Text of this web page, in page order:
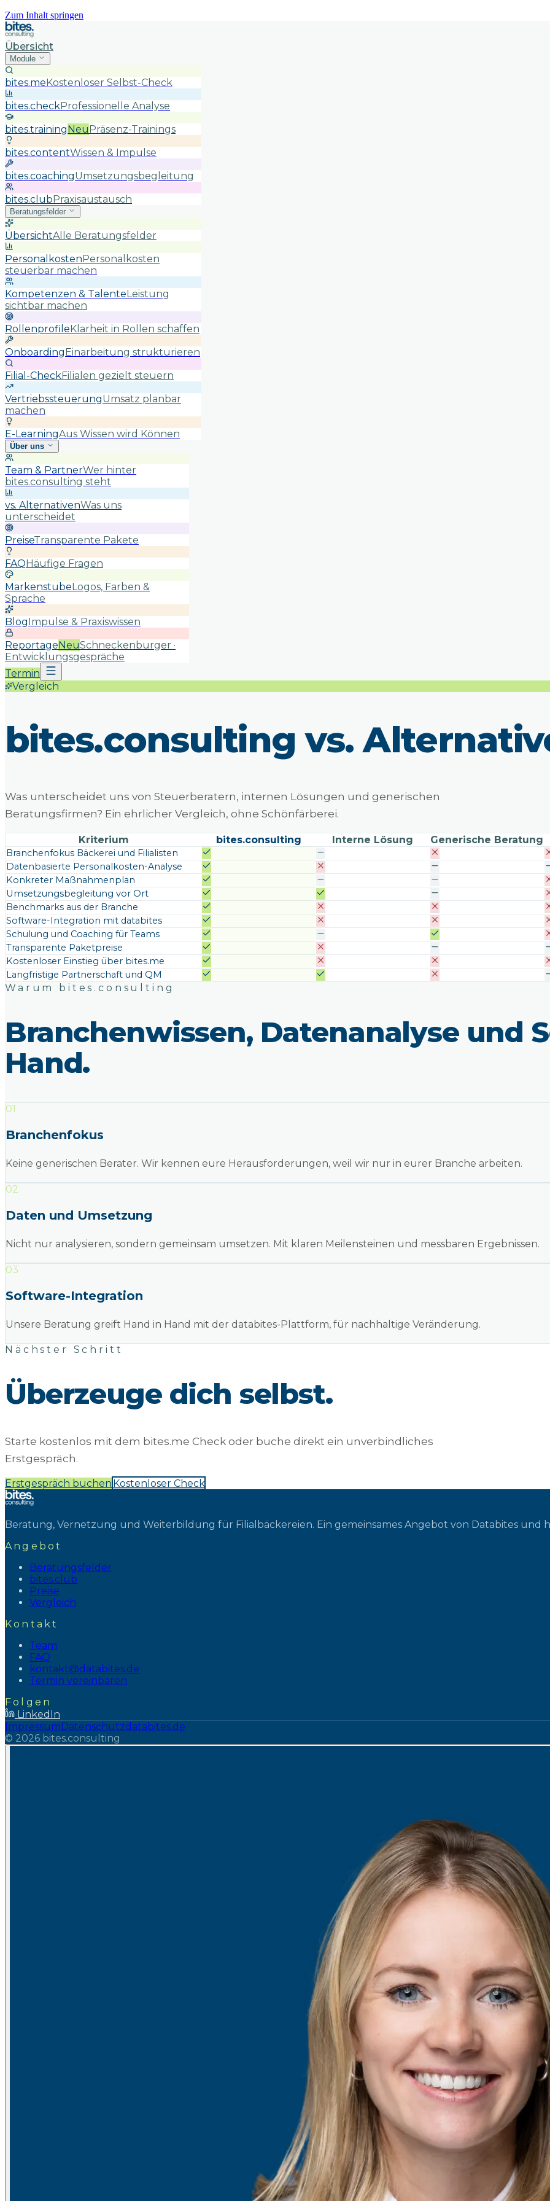
Zum Inhalt springen
Übersicht
Module
bites.meKostenloser Selbst-Check
bites.checkProfessionelle Analyse
bites.trainingNeuPräsenz-Trainings
bites.contentWissen & Impulse
bites.coachingUmsetzungsbegleitung
bites.clubPraxisaustausch
Beratungsfelder
ÜbersichtAlle Beratungsfelder
PersonalkostenPersonalkosten
steuerbar machen
Kompetenzen & TalenteLeistung
sichtbar machen
RollenprofileKlarheit in Rollen schaffen
OnboardingEinarbeitung strukturieren
Filial-CheckFilialen gezielt steuern
VertriebssteuerungUmsatz planbar
machen
E-LearningAus Wissen wird Können
Über uns
Team & PartnerWer hinter
bites.consulting steht
vs. AlternativenWas uns
unterscheidet
PreiseTransparente Pakete
FAQHäufige Fragen
MarkenstubeLogos, Farben &
Sprache
BlogImpulse & Praxiswissen
ReportageNeuSchneckenburger ·
Entwicklungsgespräche
Termin
Vergleich
bites.consulting vs.
Was unterscheidet uns von Steuerberatern, internen Lösungen und generischen
Beratungsfirmen? Ein ehrlicher Vergleich, ohne Schönfärberei.
Kriterium bites.consulting Interne Lösung Generische Beratung
Branchenfokus Bäckerei und Filialisten
Datenbasierte Personalkosten-Analyse
Konkreter Maßnahmenplan
Umsetzungsbegleitung vor Ort
Benchmarks aus der Branche
Software-Integration mit databites
Schulung und Coaching für Teams
Transparente Paketpreise
Kostenloser Einstieg über bites.me
Langfristige Partnerschaft und QM
Warum bites.consulting
Branchenwissen, Datenanalyse und
Hand.
01
Branchenfokus
Keine generischen Berater. Wir kennen eure Herausforderungen, weil wir nur in eurer Branche arbeiten.
02
Daten und Umsetzung
Nicht nur analysieren, sondern gemeinsam umsetzen. Mit klaren Meilensteinen und messbaren Ergebnissen.
03
Software-Integration
Unsere Beratung greift Hand in Hand mit der databites-Plattform, für nachhaltige Veränderung.
Nächster Schritt
Überzeuge dich selbst.
Starte kostenlos mit dem bites.me Check oder buche direkt ein unverbindliches
Erstgespräch.
Erstgespräch buchen Kostenloser Check
Beratung, Vernetzung und Weiterbildung für Filialbäckereien. Ein gemeinsames Angebot von Databites und
Angebot
Beratungsfelder
bites.club
Preise
Vergleich
Kontakt
Team
FAQ
kontakt@databites.de
Termin vereinbaren
Folgen
LinkedIn
ImpressumDatenschutzdatabites.de
© 2026 bites.consulting